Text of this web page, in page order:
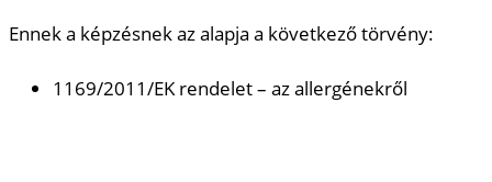
Ennek a képzésnek az alapja a következő törvény:
1169/2011/EK rendelet – az allergénekről